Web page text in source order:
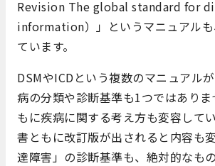
Revision The global standard for
information）」というマニュアル
ています。
DSMやICDという複数のマニュアル
病の分類や診断基準も1つではありま
もに疾病に関する考え方も変容して
書ともに改訂版が出されると内容も
達障害」の診断基準も、絶対的なも